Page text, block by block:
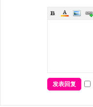
发表回复